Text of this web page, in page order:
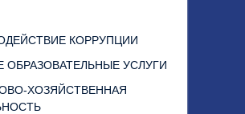
КОРРУПЦИИ
ОБРАЗОВАТЕЛЬНЫЕ УСЛУГИ
ХОЗЯЙСТВЕННАЯ